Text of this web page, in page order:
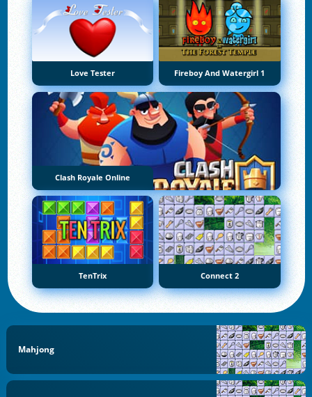
Love Tester Fireboy And Watergirl 1
Clash Royale Online
TenTrix Connect 2
Mahjong